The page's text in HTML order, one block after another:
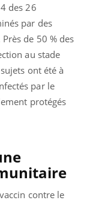
des 26
par des
de 50 % des
au stade
ont été à
par le
protégés
contre le